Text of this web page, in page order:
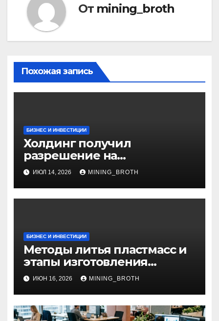
От mining_broth
Похожая запись
БИЗНЕС И ИНВЕСТИЦИИ
Холдинг получил
разрешение на
приобретение банка в
Турции
ИЮЛ 14, 2026 MINING_BROTH
БИЗНЕС И ИНВЕСТИЦИИ
Методы литья пластмасс и
этапы изготовления
пластиковых изделий
ИЮН 16, 2026 MINING_BROTH